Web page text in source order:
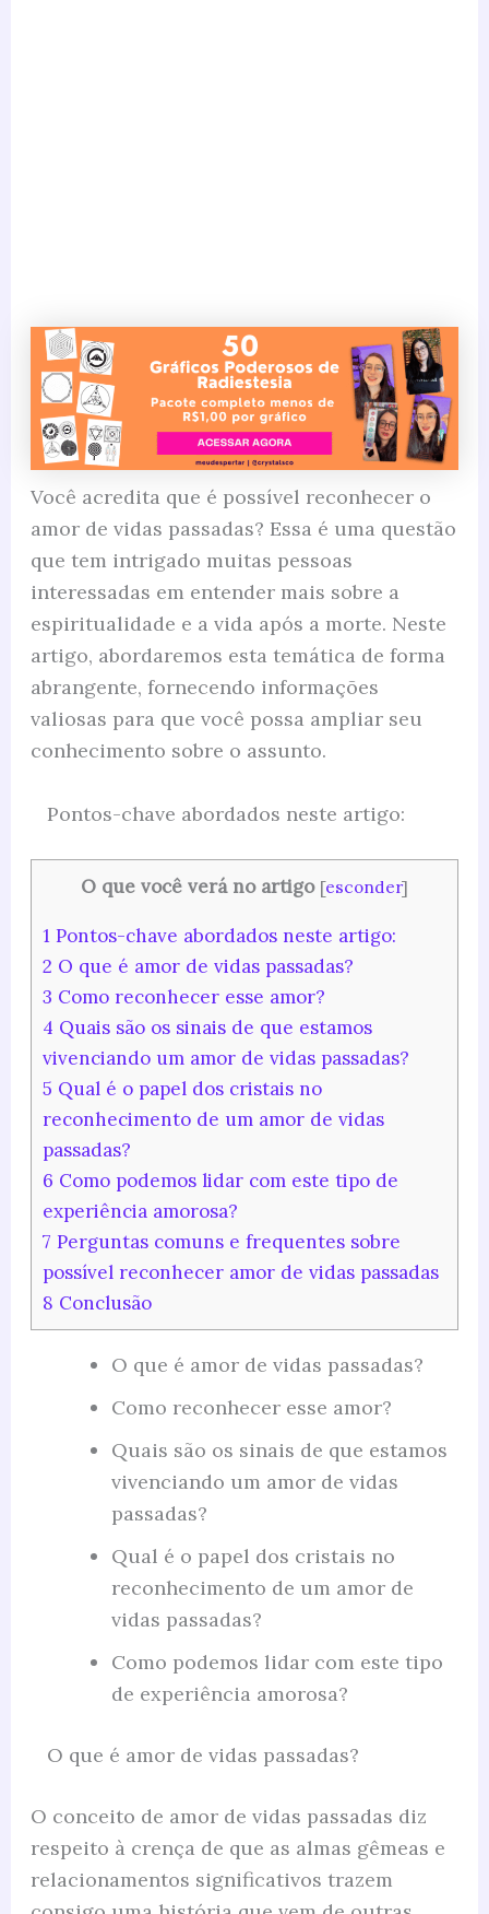
Você acredita que é possível reconhecer o
amor de vidas passadas? Essa é uma questão
que tem intrigado muitas pessoas
interessadas em entender mais sobre a
espiritualidade e a vida após a morte. Neste
artigo, abordaremos esta temática de forma
abrangente, fornecendo informações
valiosas para que você possa ampliar seu
conhecimento sobre o assunto.
Pontos-chave abordados neste artigo:
O que você verá no artigo [esconder]
1Pontos-chave abordados neste artigo:
2 O que é amor de vidas passadas?
3 Como reconhecer esse amor?
4 Quais são os sinais de que estamos
vivenciando um amor de vidas passadas?
5 Qual é o papel dos cristais no
reconhecimento de um amor de vidas
passadas?
6 Como podemos lidar com este tipo de
experiência amorosa?
7 Perguntas comuns e frequentes sobre
possível reconhecer amor de vidas passadas
8 Conclusão
O que é amor de vidas passadas?
Como reconhecer esse amor?
Quais são os sinais de que estamos
vivenciando um amor de vidas
passadas?
Qual é o papel dos cristais no
reconhecimento de um amor de
vidas passadas?
Como podemos lidar com este tipo
de experiência amorosa?
O que é amor de vidas passadas?
O conceito de amor de vidas passadas diz
respeito à crença de que as almas gêmeas e
relacionamentos significativos trazem